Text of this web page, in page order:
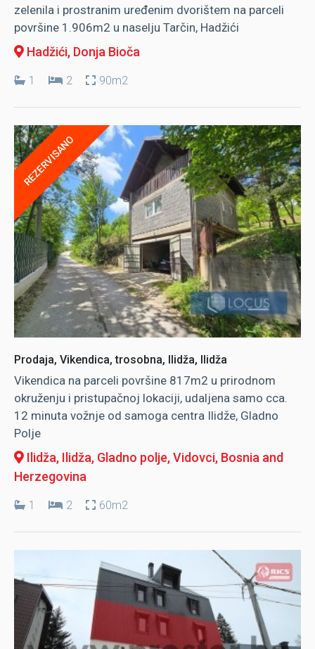
zelenila i prostranim uređenim dvorištem na parceli
površine 1.906m2 u naselju Tarčin, Hadžići
Hadžići, Donja Bioča
1 2 90m2
REZERVISANO
Prodaja, Vikendica, trosobna, Ilidža, Ilidža
Vikendica na parceli površine 817m2 u prirodnom
okruženju i pristupačnoj lokaciji, udaljena samo cca.
12 minuta vožnje od samoga centra Ilidže, Gladno
Polje
Ilidža, Ilidža, Gladno polje, Vidovci, Bosnia and
Herzegovina
1 2 60m2